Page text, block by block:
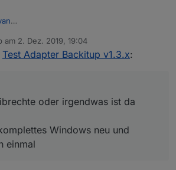
stack:
EPERM: operation not
-4048,npm
dein komplettes Windows neu und probiere
am 2. Dez. 2019, 19:04
von
Test Adapter Backitup v1.3.x:
oder irgendwas ist da
Windows neu und
einmal